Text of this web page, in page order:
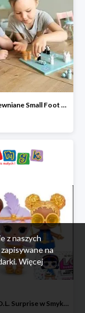
Zabawki drewniane Small Foot do -45%
Nowości L.O.L. Surprise w Smyku do -45%
z naszych
na
Więcej